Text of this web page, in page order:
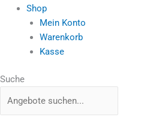
Shop
Mein Konto
Warenkorb
Kasse
Suche